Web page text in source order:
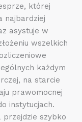
której
najbardziej
asystuje w
wszelkich
każdym
na starcie
prawomocnej
instytucjach.
przejdzie szybko